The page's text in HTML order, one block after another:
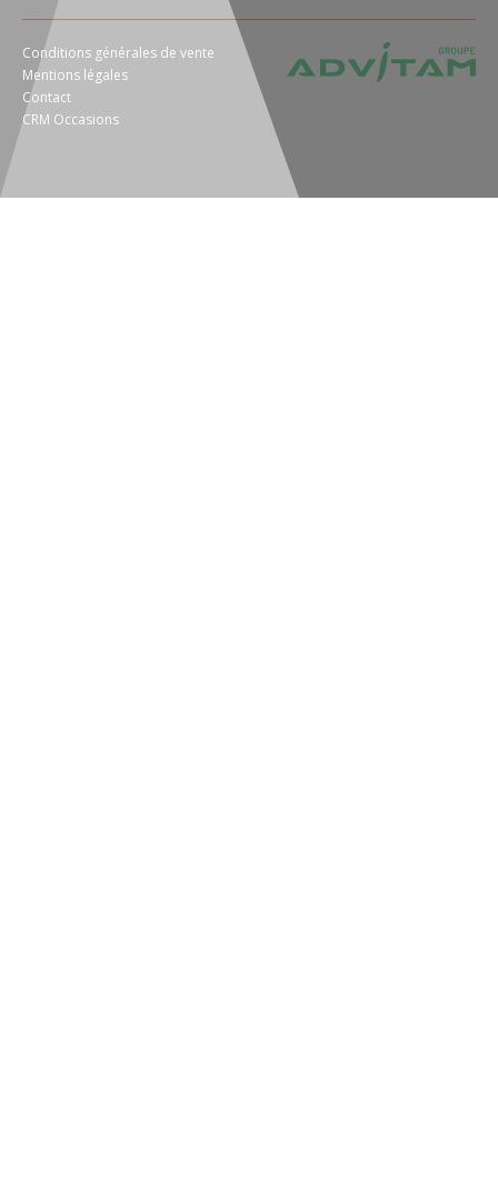
Conditions générales de vente
Mentions légales
Contact
CRM Occasions